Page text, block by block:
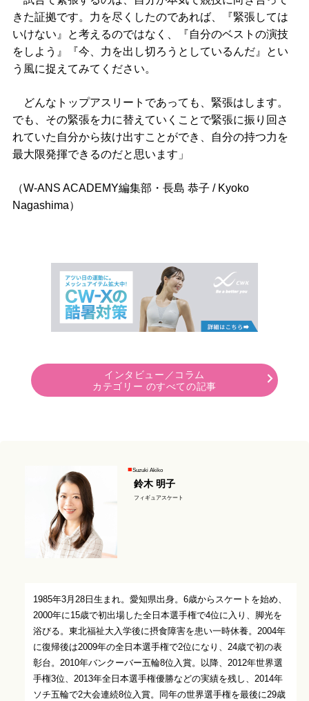
きた証拠です。力を尽くしたのであれば、『緊張しては
いけない』と考えるのではなく、『自分のベストの演技
をしよう』『今、力を出し切ろうとしているんだ』とい
う風に捉えてみてください。
どんなトップアスリートであっても、緊張はします。
でも、その緊張を力に替えていくことで緊張に振り回さ
れていた自分から抜け出すことができ、自分の持つ力を
最大限発揮できるのだと思います」
（W-ANS ACADEMY編集部・長島 恭子 / Kyoko
Nagashima）
インタビュー／コラム
カテゴリー のすべての記事
Suzuki Akiko
鈴木 明子
フィギュアスケート
1985年3月28日生まれ。愛知県出身。6歳からスケートを始め、
2000年に15歳で初出場した全日本選手権で4位に入り、脚光を
浴びる。東北福祉大入学後に摂食障害を患い一時休養。2004年
に復帰後は2009年の全日本選手権で2位になり、24歳で初の表
彰台。2010年バンクーバー五輪8位入賞。以降、2012年世界選
手権3位、2013年全日本選手権優勝などの実績を残し、2014年
ソチ五輪で2大会連続8位入賞。同年の世界選手権を最後に29歳